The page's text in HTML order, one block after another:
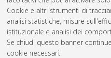
Cookie e altri strumenti di
analisi statistiche, misure
istituzionale e analisi dei
Se chiudi questo banner
cookie necessari.
[L-DM509] - Forli'
Grifoni, Emanuele(2012)
produzione in un'industria
Bologna, Corso di Studio in